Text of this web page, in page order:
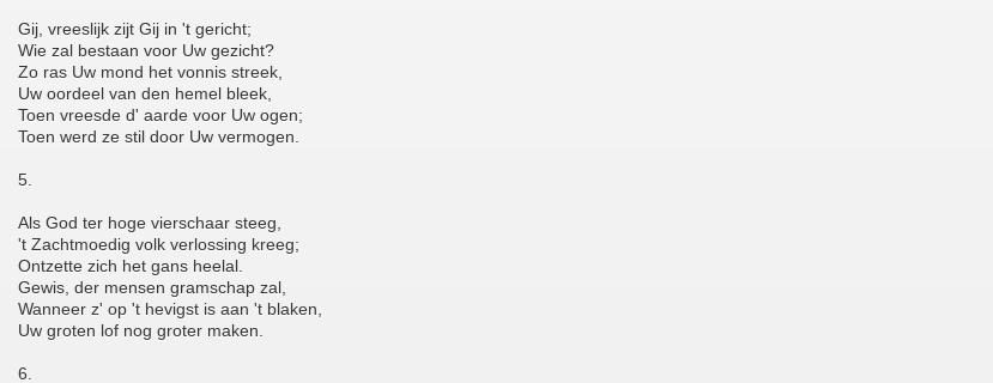
Gij, vreeslijk zijt Gij in 't gericht;
Wie zal bestaan voor Uw gezicht?
Zo ras Uw mond het vonnis streek,
Uw oordeel van den hemel bleek,
Toen vreesde d' aarde voor Uw ogen;
Toen werd ze stil door Uw vermogen.
5.
Als God ter hoge vierschaar steeg,
't Zachtmoedig volk verlossing kreeg;
Ontzette zich het gans heelal.
Gewis, der mensen gramschap zal,
Wanneer z' op 't hevigst is aan 't blaken,
Uw groten lof nog groter maken.
6.